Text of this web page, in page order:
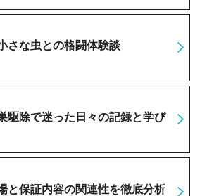
さな虫との格闘体験談
駆除で迷った日々の記録と学び
と保証内容の関連性を徹底分析